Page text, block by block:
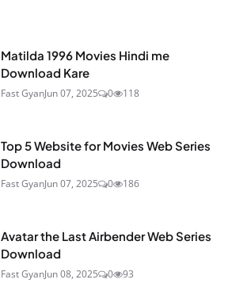
Matilda 1996 Movies Hindi me
Download Kare
Fast GyanJun 07, 2025 0 118
Top 5 Website for Movies Web Series
Download
Fast GyanJun 07, 2025 0 186
Avatar the Last Airbender Web Series
Download
Fast GyanJun 08, 2025 0 93